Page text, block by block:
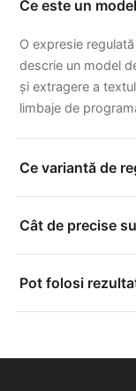
Ce este un
O expresie
descrie un model
și extragere a
limbaje de
Ce variantă de
Cât de precise
Pot folosi